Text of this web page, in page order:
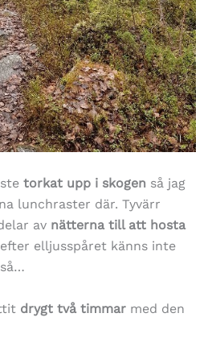
torkat upp i skogen så jag
lunchraster där. Tyvärr
av nätterna till att hosta
elljusspåret känns inte
drygt två timmarmed den